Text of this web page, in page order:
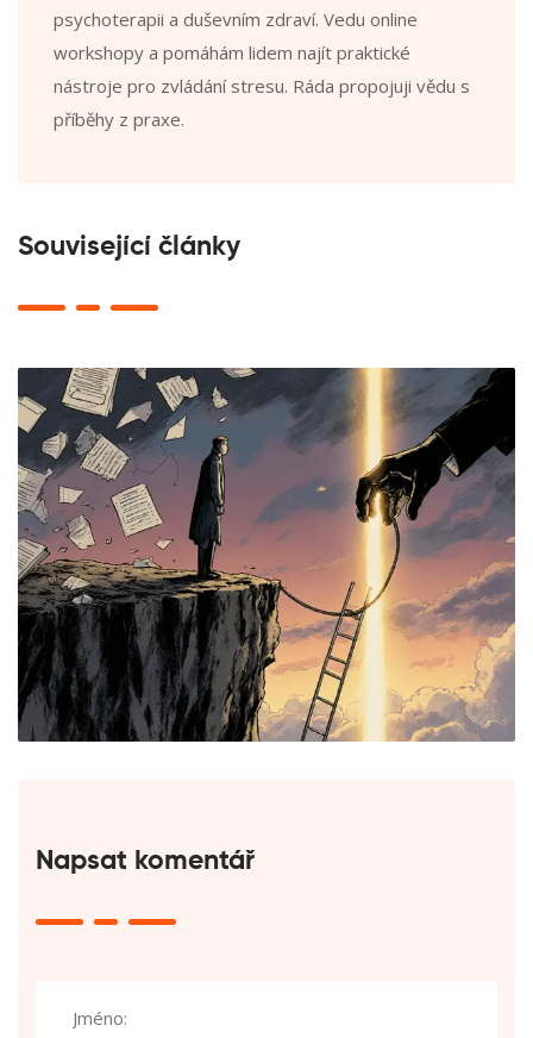
psychoterapii a duševním zdraví. Vedu online
workshopy a pomáhám lidem najít praktické
nástroje pro zvládání stresu. Ráda propojuji vědu s
příběhy z praxe.
Související články
Napsat komentář